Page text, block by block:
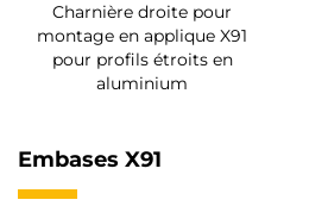
Charnière droite pour
montage en applique X91
pour profils étroits en
aluminium
Embases X91